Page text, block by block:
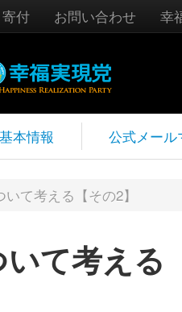
寄付 お問い合わせ 幸
基本情報 公式メール
て考える【その2】
て考える